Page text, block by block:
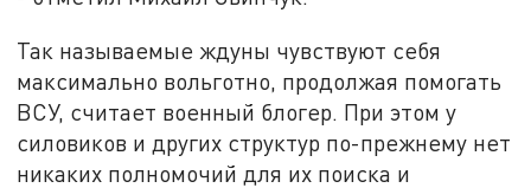
Так называемые ждуны чувствуют себя
максимально вольготно, продолжая помогать
ВСУ, считает военный блогер. При этом у
силовиков и других структур по-прежнему нет
никаких полномочий для их поиска и